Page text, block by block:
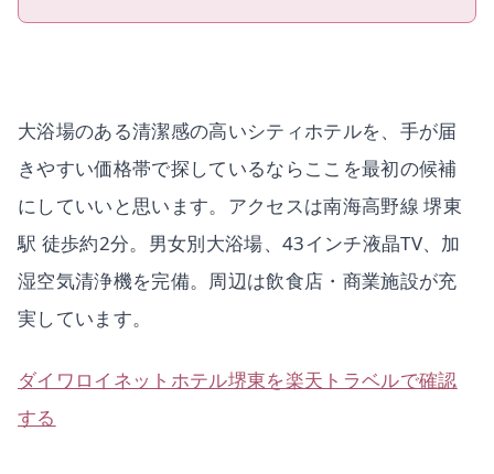
大浴場のある清潔感の高いシティホテルを、手が届
きやすい価格帯で探しているならここを最初の候補
にしていいと思います。アクセスは南海高野線 堺東
駅 徒歩約2分。男女別大浴場、43インチ液晶TV、加
湿空気清浄機を完備。周辺は飲食店・商業施設が充
実しています。
ダイワロイネットホテル堺東を楽天トラベルで確認
する